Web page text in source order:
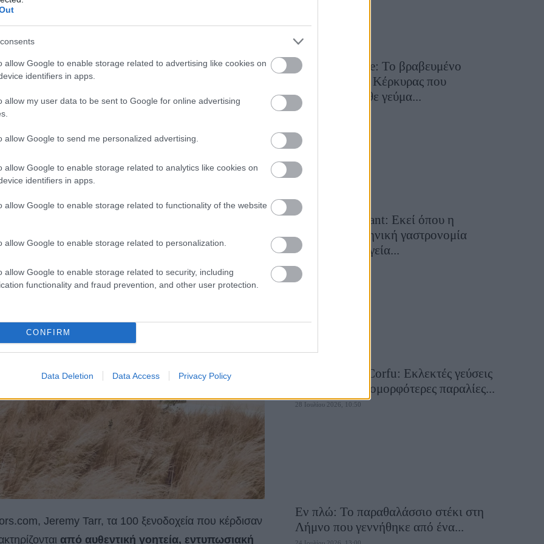
allow Google to enable storage related to advertising like cookies on
identifiers in apps.
allow my user data to be sent to Google for online advertising
allow Google to send me personalized advertising.
allow Google to enable storage related to analytics like cookies on
identifiers in apps.
allow Google to enable storage related to functionality of the website
allow Google to enable storage related to personalization.
allow Google to enable storage related to security, including
functionality and fraud prevention, and other user protection.
CONFIRM
Data Deletion Data Access Privacy Policy
και στα καλύτερα της Ευρώπης
ξενοδοχεία
του Fodor’s
Jeremy Tarr, τα 100 ξενοδοχεία που κέρδισαν
από αυθεντική γοητεία, εντυπωσιακή
Toula’s Seaside: Το βραβευμένο
εστιατόριο της Κέρκυρας που
μετατρέπει κάθε γεύμα...
28 Ιουλίου 2026, 11:05
Cavos Restaurant: Εκεί όπου η
αυθεντική ελληνική γαστρονομία
συναντά τη μαγεία...
28 Ιουλίου 2026, 10:58
Aiolia Avlaki Corfu: Εκλεκτές γεύσεις
σε μία από τις ομορφότερες παραλίες...
28 Ιουλίου 2026, 10:50
Εν πλώ: Το παραθαλάσσιο στέκι στη
Λήμνο που γεννήθηκε από ένα...